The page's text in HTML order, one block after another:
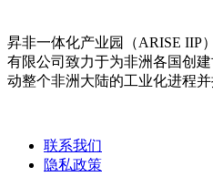
昇非一体化产业园（ARISE IIP
有限公司致力于为非洲各国创
动整个非洲大陆的工业化进程
联系我们
隐私政策